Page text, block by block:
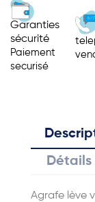
Garanties
sécurité
Paiement
securisé
Agrafe lève